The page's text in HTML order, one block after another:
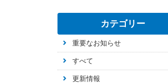
カテゴリー
重要なお知らせ
すべて
更新情報